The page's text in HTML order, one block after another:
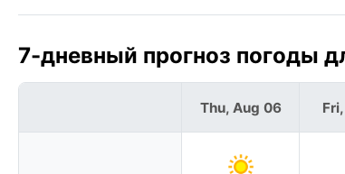
7-дневный прогноз погоды
Thu, Aug 06